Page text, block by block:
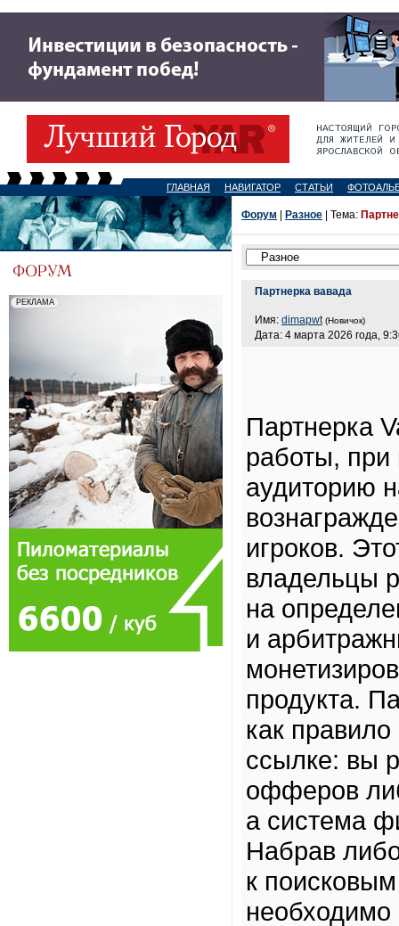
ГЛАВНАЯ НАВИГАТОР СТАТЬИ
Форум Разное | Тема:
Партнерка вавада
Имя: dimapwt (Новичок)
Дата: 4 марта 2026 года,
Партнерка
работы, при
аудиторию
игроков.
владельцы
на
и
продукта.
как
ссылке: вы
офферов
а система
Набрав
к
необходимо